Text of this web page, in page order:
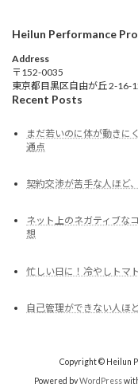
Heilun Performance
Address
〒152-0035
東京都目黒区自由が丘 2-16-
Recent Posts
まだ若いのに体が動きに
通点
契約交渉が苦手な人ほど
ネット上のネガティブな
想
忙しい日に！冷やしトマ
自己管理ができない人ほ
Copyright © Heilun
Powered byWordPress